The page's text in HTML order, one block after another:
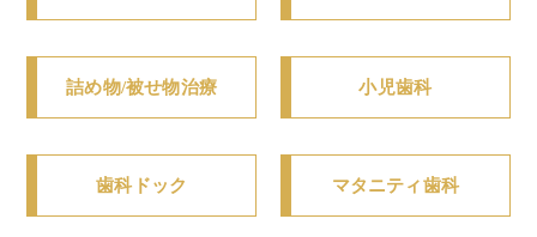
詰め物/被せ物治療 小児歯科
歯科ドック マタニティ歯科